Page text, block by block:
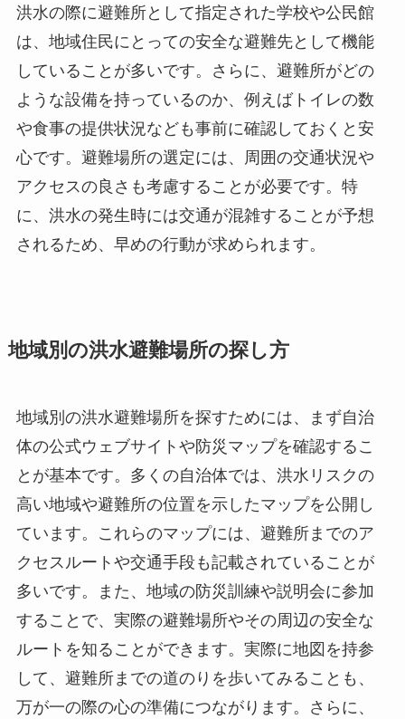
洪水の際に避難所として指定された学校や公民館
は、地域住民にとっての安全な避難先として機能
していることが多いです。さらに、避難所がどの
ような設備を持っているのか、例えばトイレの数
や食事の提供状況なども事前に確認しておくと安
心です。避難場所の選定には、周囲の交通状況や
アクセスの良さも考慮することが必要です。特
に、洪水の発生時には交通が混雑することが予想
されるため、早めの行動が求められます。
地域別の洪水避難場所の探し方
地域別の洪水避難場所を探すためには、まず自治
体の公式ウェブサイトや防災マップを確認するこ
とが基本です。多くの自治体では、洪水リスクの
高い地域や避難所の位置を示したマップを公開し
ています。これらのマップには、避難所までのア
クセスルートや交通手段も記載されていることが
多いです。また、地域の防災訓練や説明会に参加
することで、実際の避難場所やその周辺の安全な
ルートを知ることができます。実際に地図を持参
して、避難所までの道のりを歩いてみることも、
万が一の際の心の準備につながります。さらに、